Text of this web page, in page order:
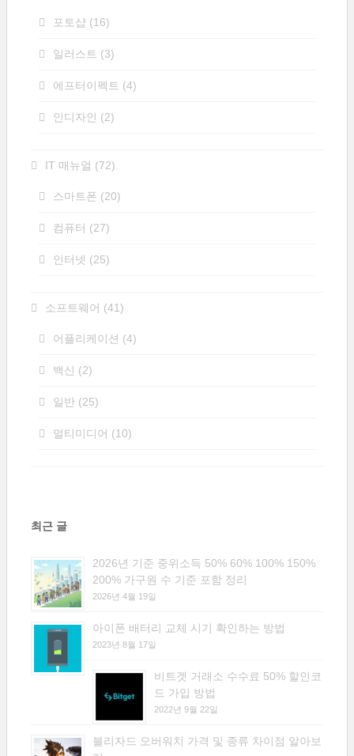
포토샵 (16)
일러스트 (3)
에프터이펙트 (4)
인디자인 (2)
IT 매뉴얼 (72)
스마트폰 (20)
컴퓨터 (27)
인터넷 (25)
소프트웨어 (41)
어플리케이션 (4)
백신 (2)
일반 (25)
멀티미디어 (10)
최근 글
2026년 기준 중위소득 50% 60% 100% 150%
200% 가구원 수 기준 포함 정리
2026년 4월 19일
아이폰 배터리 교체 시기 확인하는 방법
2023년 8월 17일
비트겟 거래소 수수료 50% 할인코
드 가입 방법
2022년 9월 22일
블리자드 오버워치 가격 및 종류 차이점 알아보